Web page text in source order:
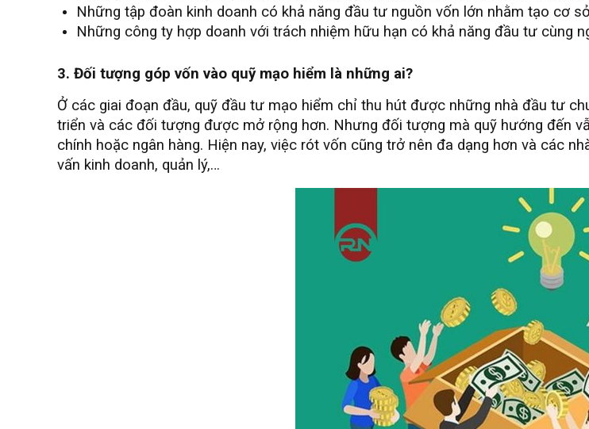
Những tập đoàn kinh doanh có khả năng đầu tư nguồn vốn lớn nhằm tạo cơ
Những công ty hợp doanh với trách nhiệm hữu hạn có khả năng đầu tư cùng
3. Đối tượng góp vốn vào quỹ mạo hiểm là những ai?
Ở các giai đoạn đầu, quỹ đầu tư mạo hiểm chỉ thu hút được những nhà đầu tư
triển và các đối tượng được mở rộng hơn. Nhưng đối tượng mà quỹ hướng đến
chính hoặc ngân hàng. Hiện nay, việc rót vốn cũng trở nên đa dạng hơn và các
vấn kinh doanh, quản lý,…